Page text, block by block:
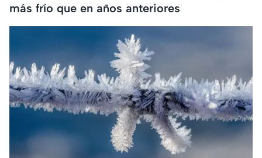
más frío que en años anteriores